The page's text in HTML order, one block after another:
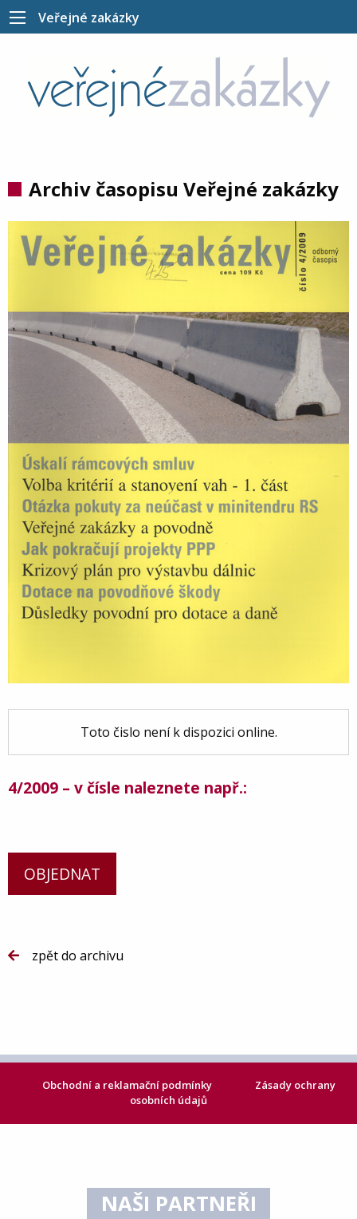
Veřejné zakázky
Archiv časopisu Veřejné zakázky
Toto čislo není k dispozici online.
4/2009 – v čísle naleznete např.:
OBJEDNAT
zpět do archivu
Obchodní a reklamační podmínky
Zásady ochrany
osobních údajů
NAŠI PARTNEŘI